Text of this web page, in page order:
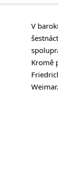
V
Kromě
Weimar.